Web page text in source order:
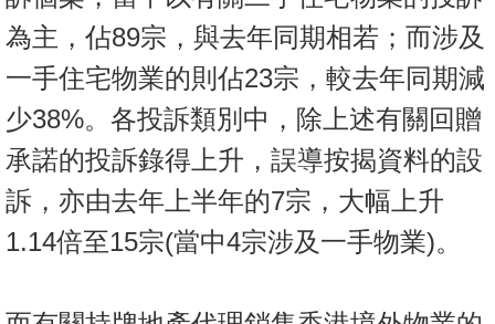
於
我
們
為主，佔89宗，與去年同期相若；而涉及
一手住宅物業的則佔23宗，較去年同期減
少38%。各投訴類別中，除上述有關回贈
承諾的投訴錄得上升，誤導按揭資料的設
訴，亦由去年上半年的7宗，大幅上升
1.14倍至15宗(當中4宗涉及一手物業)。